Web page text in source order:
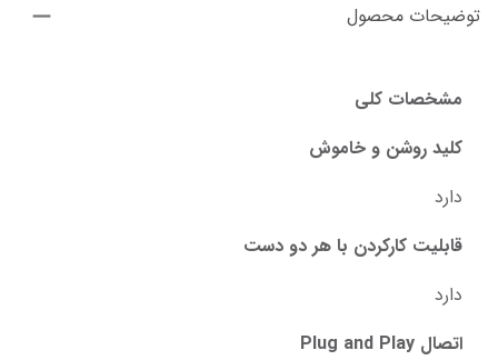
توضیحات محصول
مشخصات کلی
کلید روشن و خاموش
دارد
قابلیت کارکردن با هر دو دست
دارد
اتصال Plug and Play